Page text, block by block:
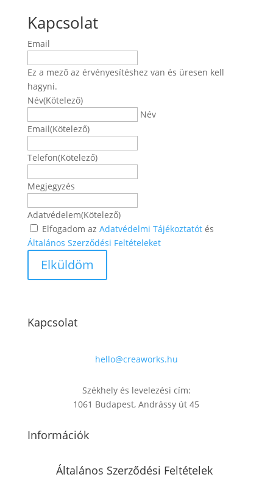
Kapcsolat
Email
Ez a mező az érvényesítéshez van és üresen kell
hagyni.
Név(Kötelező)
Név
Email(Kötelező)
Telefon(Kötelező)
Megjegyzés
Adatvédelem(Kötelező)
Elfogadom az Adatvédelmi Tájékoztatótés
Általános Szerződési Feltételeket
Kapcsolat
hello@creaworks.hu
Székhely és levelezési cím:
1061 Budapest, Andrássy út 45
Információk
Általános Szerződési Feltételek